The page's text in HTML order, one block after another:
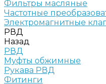
Фильтры масляные
Частотные
Электромагнитные
РВД
Назад
РВД
Муфты обжимные
Рукава РВД
Фитинги